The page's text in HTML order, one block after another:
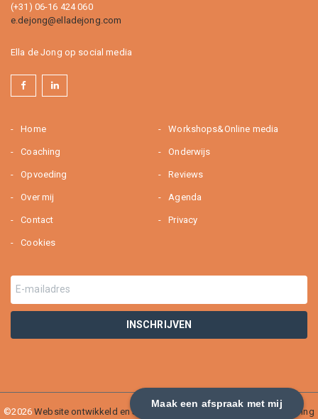
Maak een afspraak met mij
(+31) 06-16 424 060
e.dejong@elladejong.com
Ella de Jong op social media
Home Workshops&Online media
Coaching Onderwijs
Opvoeding Reviews
Over mij Agenda
Contact Privacy
Cookies
©2026Website ontwikkeld en SEO geoptimaliseerd door Webburo Spring